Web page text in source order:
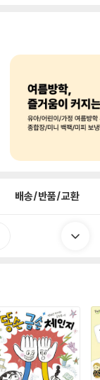
배송/반품/교환